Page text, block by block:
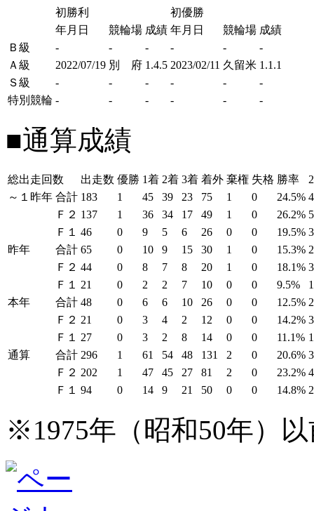
初勝利
初優勝
年月日
競輪場 成績 年月日 競輪場 成績
Ｂ級
- - - - -
-
Ａ級
2022/07/19 別 府 1.4.5 2023/02/11 久留米 1.1.1
Ｓ級
- - - - -
-
特別競輪 - - - - - -
■通算成績
総出走回数 出走数 優勝 1着 2着 3着 着外 棄権 失格 勝率
～１昨年 合計 183 1 45 39 23 75 1 0 24.5%
Ｆ２ 137 1 36 34 17 49 1 0 26.2%
Ｆ１
46 0 9 5 6 26 0 0 19.5%
昨年
合計 65 0 10 9 15 30 1 0 15.3%
Ｆ２ 44 0 8 7 8 20 1 0 18.1%
Ｆ１
21 0 2 2 7 10 0 0 9.5%
本年
合計 48 0 6 6 10 26 0 0 12.5%
Ｆ２ 21 0 3 4 2 12 0 0 14.2%
Ｆ１
27 0 3 2 8 14 0 0 11.1%
通算
合計 296 1 61 54 48 131 2 0 20.6%
Ｆ２ 202 1 47 45 27 81 2 0 23.2%
Ｆ１
94 0 14 9 21 50 0 0 14.8%
※1975年（昭和50年）